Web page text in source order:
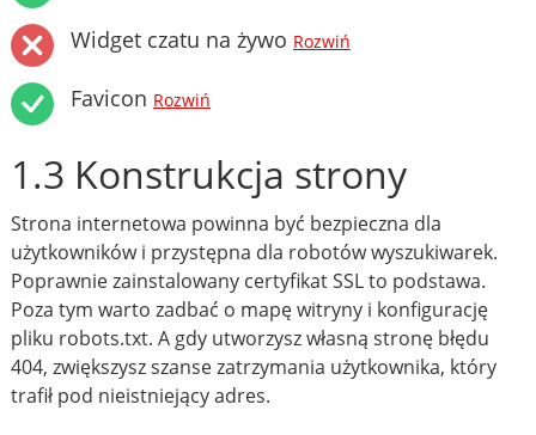
Widget czatu na żywo Rozwiń
Favicon Rozwiń
1.3 Konstrukcja strony
Strona internetowa powinna być bezpieczna dla
użytkowników i przystępna dla robotów wyszukiwarek.
Poprawnie zainstalowany certyfikat SSL to podstawa.
Poza tym warto zadbać o mapę witryny i konfigurację
pliku robots.txt. A gdy utworzysz własną stronę błędu
404, zwiększysz szanse zatrzymania użytkownika, który
trafił pod nieistniejący adres.